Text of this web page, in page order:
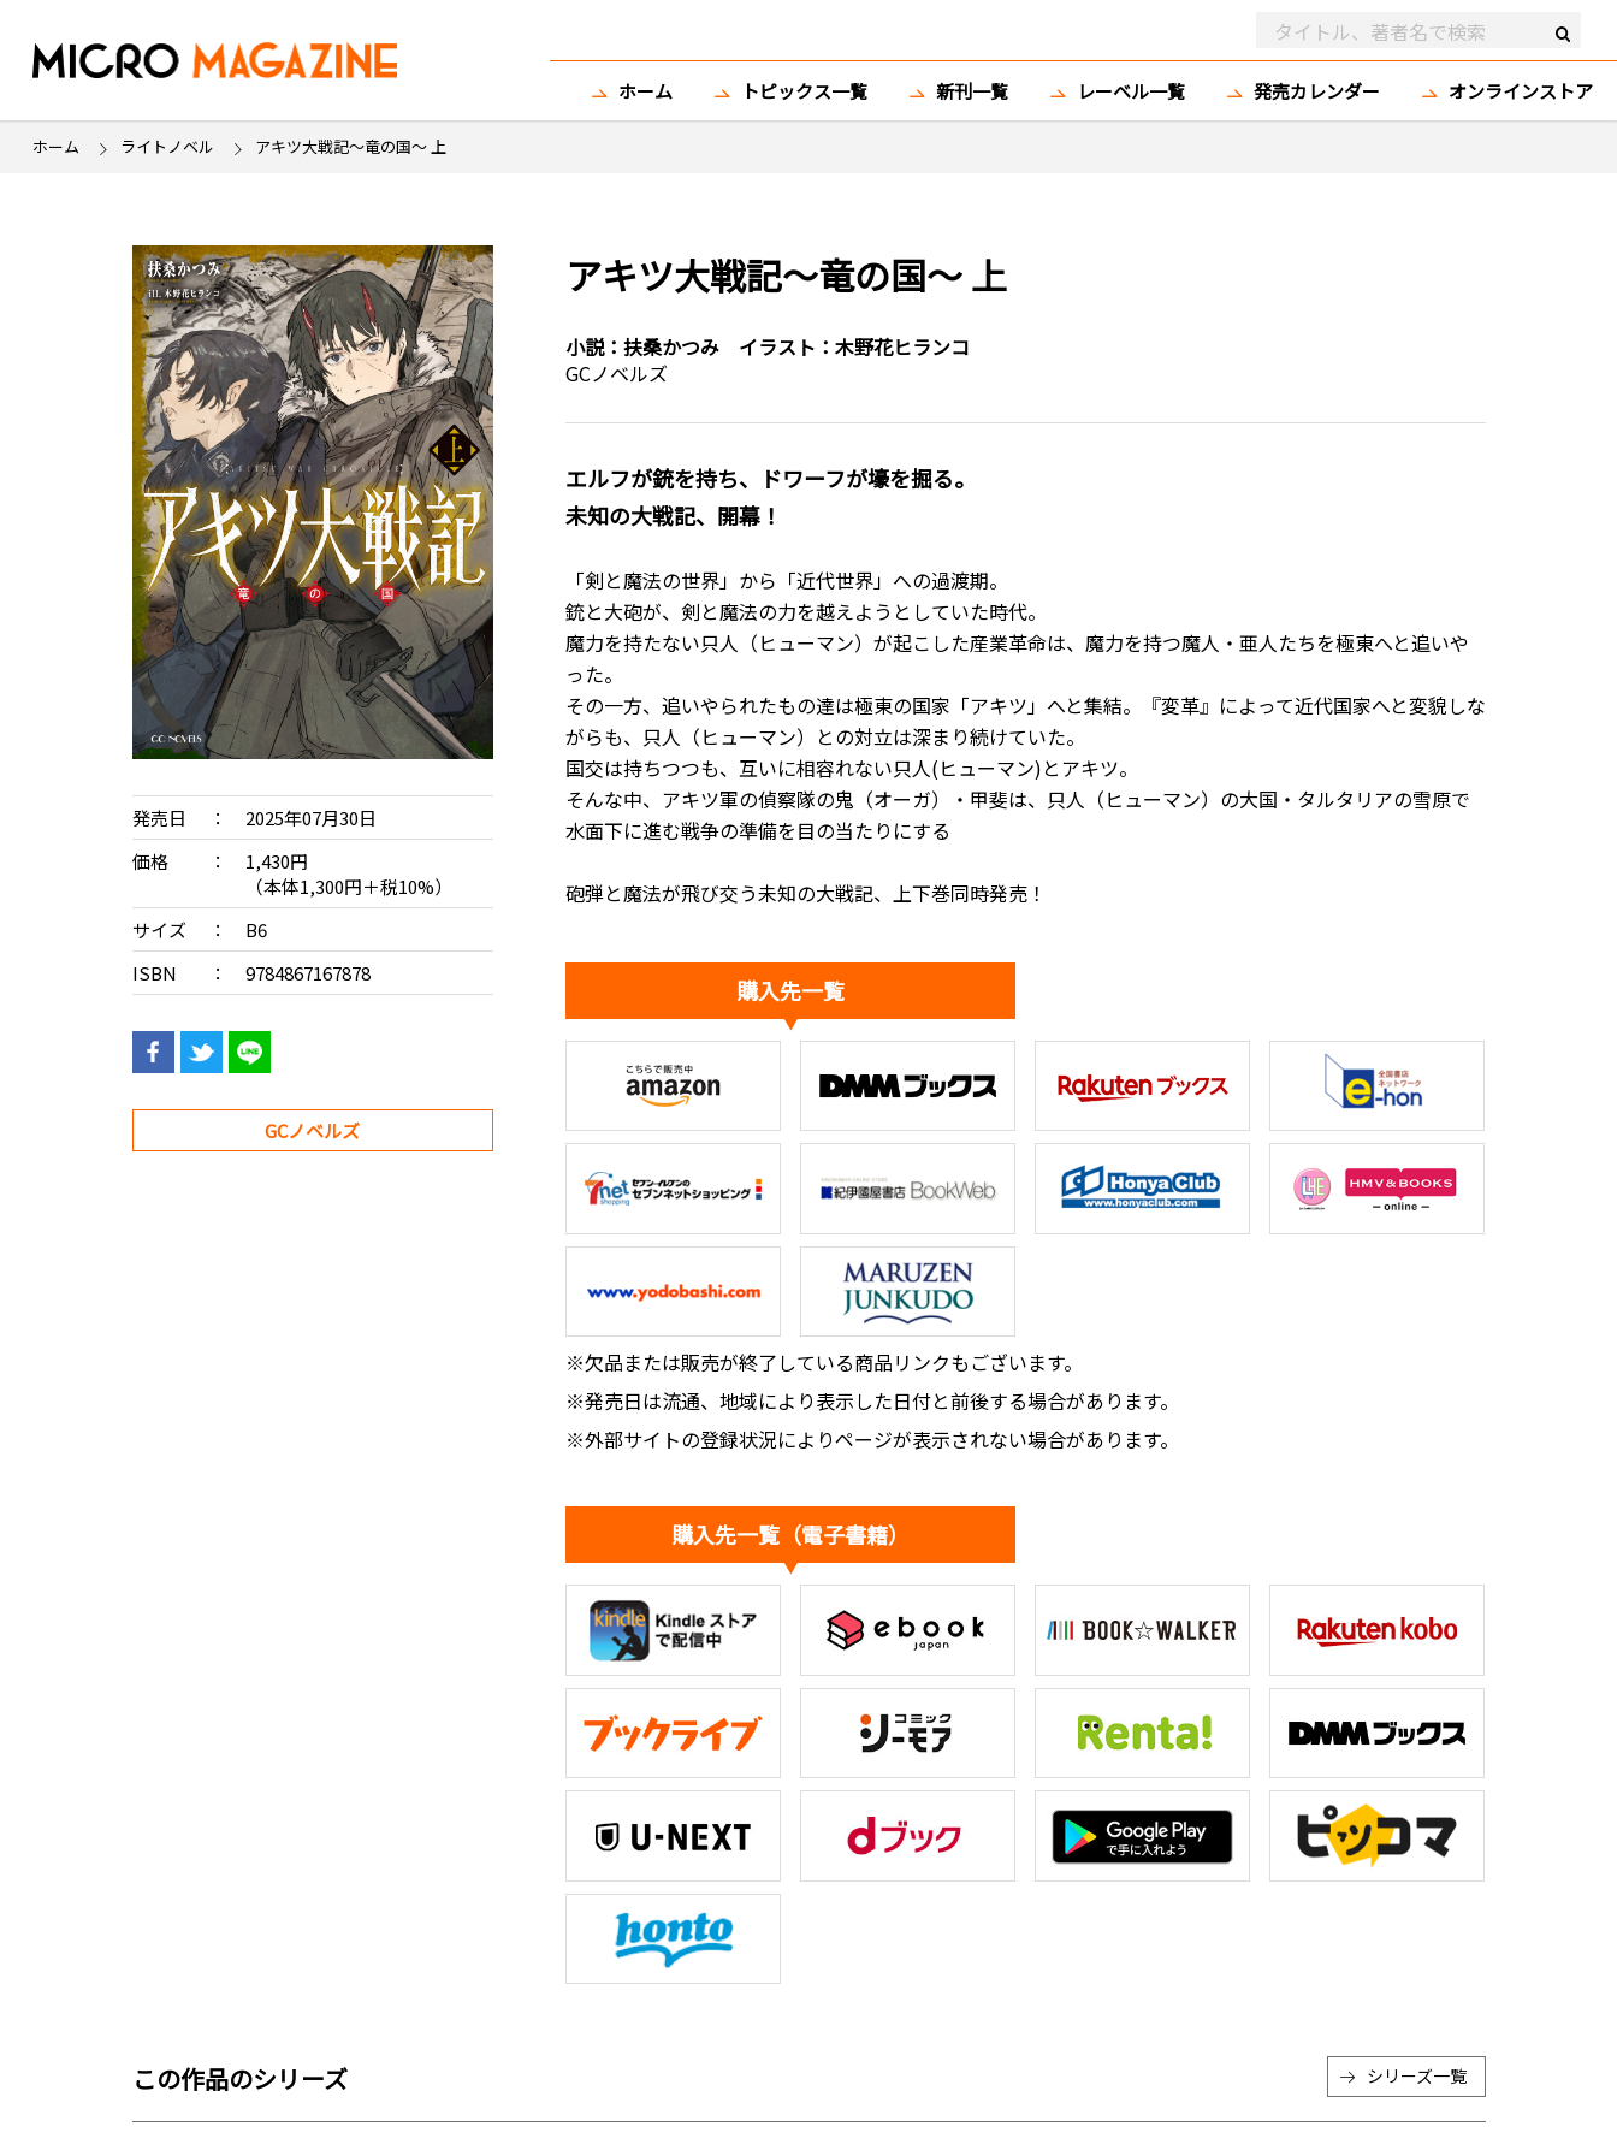
ホーム トピックス一覧 新刊一覧 レーベル一覧 発売カレンダー オンラインストア
ホーム ライトノベル アキツ大戦記～竜の国～ 上
発売日
2025年07月30日
価格
1,430円
（本体1,300円＋税10%）
サイズ
B6
ISBN
9784867167878
GCノベルズ
アキツ大戦記～竜の国～ 上
小説： 扶桑かつみ イラスト： 木野花ヒランコ
GCノベルズ
エルフが銃を持ち、ドワーフが壕を掘る。
未知の大戦記、開幕！
「剣と魔法の世界」から「近代世界」への過渡期。
銃と大砲が、剣と魔法の力を越えようとしていた時代。
魔力を持たない只人（ヒューマン）が起こした産業革命は、魔力を持つ魔人・亜人たちを極東へと追いや
った。
その一方、追いやられたもの達は極東の国家「アキツ」へと集結。『変革』によって近代国家へと変貌しな
がらも、只人（ヒューマン）との対立は深まり続けていた。
国交は持ちつつも、互いに相容れない只人(ヒューマン)とアキツ。
そんな中、アキツ軍の偵察隊の鬼（オーガ）・甲斐は、只人（ヒューマン）の大国・タルタリアの雪原で
水面下に進む戦争の準備を目の当たりにする――
砲弾と魔法が飛び交う未知の大戦記、上下巻同時発売！
購入先一覧
※欠品または販売が終了している商品リンクもございます。
※発売日は流通、地域により表示した日付と前後する場合があります。
※外部サイトの登録状況によりページが表示されない場合があります。
購入先一覧（電子書籍）
この作品のシリーズ シリーズ一覧